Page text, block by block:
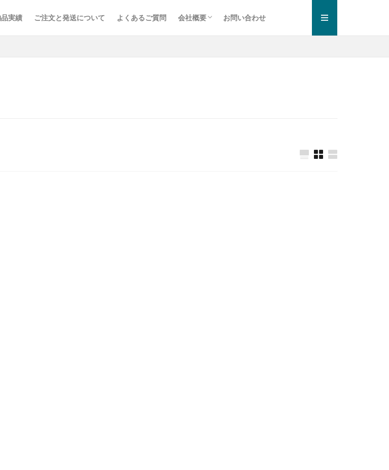
実績 ご注文と発送について よくあるご質問 会社概要 お問い合わせ